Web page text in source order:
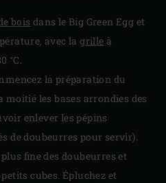
bois dans le Big Green Egg et
avec lagrille à
°C.
la préparation du
les bases arrondies des
enlever les pépins
de doubeurres pour servir).
fine des doubeurres et
cubes. Épluchez et